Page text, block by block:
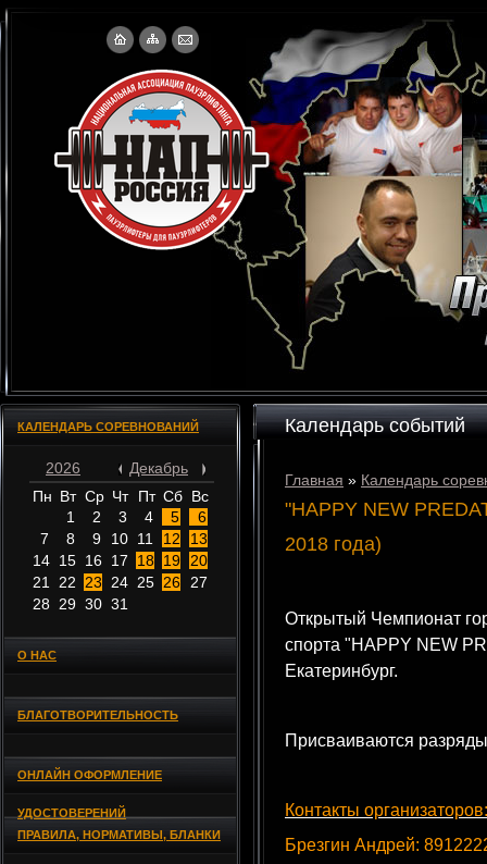
КАЛЕНДАРЬ СОРЕВНОВАНИЙ
2026
Декабрь
Пн Вт Ср Чт Пт Сб Вс
1
2 3 4 5
6
7
8 9 10 11 12
13
14 15 16 17 18 19
20
21
22 23 24 25 26
27
28
29 30 31
О НАС
БЛАГОТВОРИТЕЛЬНОСТЬ
ОНЛАЙН ОФОРМЛЕНИЕ
УДОСТОВЕРЕНИЙ
ПРАВИЛА, НОРМАТИВЫ, БЛАНКИ
Календарь событий
Главная » Календарь
"HAPPY NEW
2018 года)
Открытый Чемпионат
спорта "HAPPY NEW
Екатеринбург.
Присваиваются
Контакты организаторов:
Брезгин Андрей: